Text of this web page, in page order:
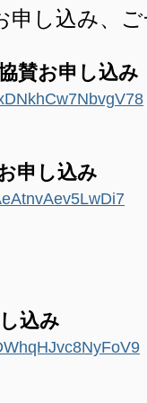
申し込み、
賛お申し込み
申し込み
込み